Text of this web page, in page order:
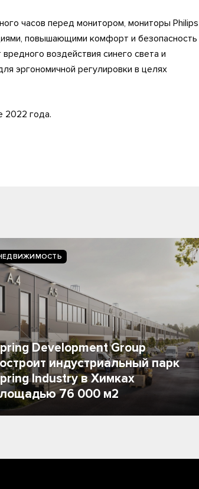
часов перед монитором, мониторы Philips
повышающими комфорт и безопасность
воздействия синего света и
эргономичной регулировки в целях
2022 года.
Development Group
индустриальный парк
Industry в Химках
76 000 м2